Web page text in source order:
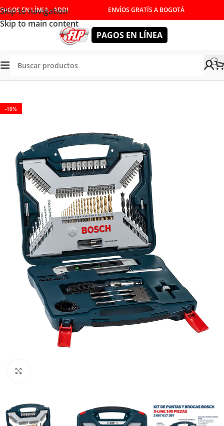
Skip to navigation
Skip to main content
PAGOS EN LÍNEA - ADDI ENVÍOS GRATÍS A BOGOTÁ
PAGOS EN LÍNEA
Tienda/ACCESORIOS
-10%